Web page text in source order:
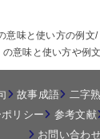
意味と使い方の例文
意味と使い方や例
故事成語 二字
リシー
参考文献
お問い合わ